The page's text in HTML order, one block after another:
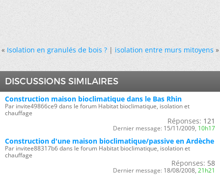
« Isolation en granulés de bois ?|isolation entre murs mitoyens »
DISCUSSIONS SIMILAIRES
Construction maison bioclimatique dans le Bas Rhin
Par invite49866ce9 dans le forum Habitat bioclimatique, isolation et
chauffage
Réponses: 121
Dernier message: 15/11/2009, 10h17
Construction d'une maison bioclimatique/passive en Ardèche
Par invitee88317b6 dans le forum Habitat bioclimatique, isolation et
chauffage
Réponses: 58
Dernier message: 18/08/2008, 21h21